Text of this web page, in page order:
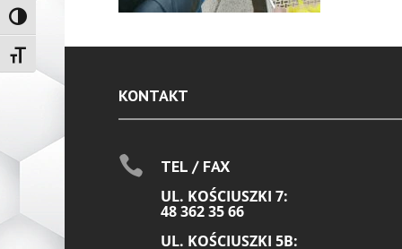
Toggle High Contrast
Toggle Font size
KONTAKT
 TEL / FAX
UL. KOŚCIUSZKI 7:
48 362 35 66
UL. KOŚCIUSZKI 5B: